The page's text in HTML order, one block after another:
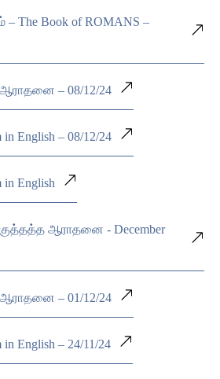
The Book of ROMANS –
ஆராதனை – 08/12/24
in English – 08/12/24
in English
ஆராதனை - December
ஆராதனை – 01/12/24
in English – 24/11/24